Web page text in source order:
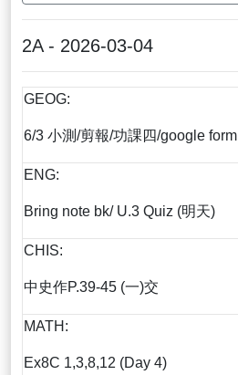
2A - 2026-03-04
GEOG:
6/3 小測/剪報/功課四/google form
ENG:
Bring note bk/ U.3 Quiz (明天)
CHIS:
中史作P.39-45 (一)交
MATH:
Ex8C 1,3,8,12 (Day 4)